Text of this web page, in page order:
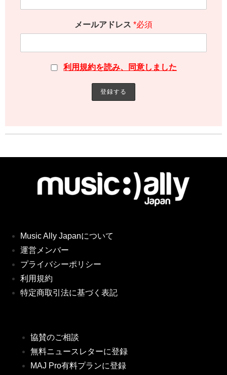
メールアドレス *必須
利用規約を読み、同意しました
Music Ally Japanについて
運営メンバー
プライバシーポリシー
利用規約
特定商取引法に基づく表記
協賛のご相談
無料ニュースレターに登録
MAJ Pro有料プランに登録